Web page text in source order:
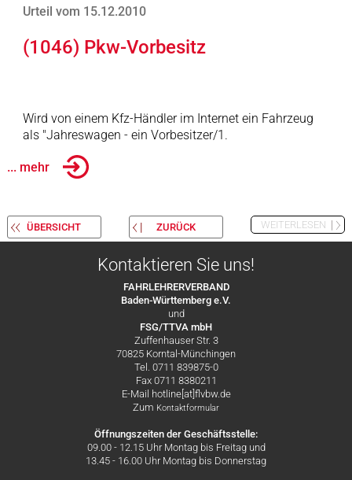
Urteil vom 15.12.2010
(1046) Pkw-Vorbesitz
Wird von einem Kfz-Händler im Internet ein Fahrzeug
als "Jahreswagen - ein Vorbesitzer/1.
... mehr
ÜBERSICHT ZURÜCK WEITERLESEN
Kontaktieren Sie uns!
FAHRLEHRERVERBAND
Baden-Württemberg e.V.
und
FSG/TTVA mbH
Zuffenhauser Str. 3
70825 Korntal-Münchingen
Tel. 0711 839875-0
Fax 0711 8380211
E-Mail hotline[at]flvbw.de
Zum Kontaktformular
Öffnungszeiten der Geschäftsstelle:
09.00 - 12.15 Uhr Montag bis Freitag und
13.45 - 16.00 Uhr Montag bis Donnerstag